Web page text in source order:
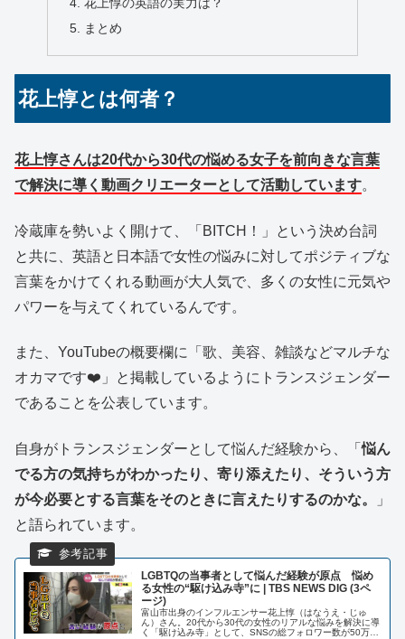
花上惇の英語の実力は？
まとめ
花上惇とは何者？
花上惇さんは20代から30代の悩める女子を前向きな言葉
で解決に導く動画クリエーターとして活動しています。
冷蔵庫を勢いよく開けて、「BITCH！」という決め台詞
と共に、英語と日本語で女性の悩みに対してポジティブな
言葉をかけてくれる動画が大人気で、多くの女性に元気や
パワーを与えてくれているんです。
また、YouTubeの概要欄に「歌、美容、雑談などマルチな
オカマです❤️」と掲載しているようにトランスジェンダー
であることを公表しています。
自身がトランスジェンダーとして悩んだ経験から、「悩ん
でる方の気持ちがわかったり、寄り添えたり、そういう方
が今必要とする言葉をそのときに言えたりするのかな。
」
と語られています。
LGBTQの当事者として悩んだ経験が原点 悩め
る女性の“駆け込み寺”に | TBS NEWS DIG (3ペ
ージ)
富山市出身のインフルエンサー花上惇（はなうえ・じゅ
ん）さん。20代から30代の女性のリアルな悩みを解決に導
く「駆け込み寺」として、SNSの総フォロワー数が50万人